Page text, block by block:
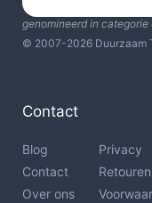
genomineerd in categorie
© 2007-2026 Duurzaam
Contact
Blog
Contact
Over ons
Privacy
Retouren